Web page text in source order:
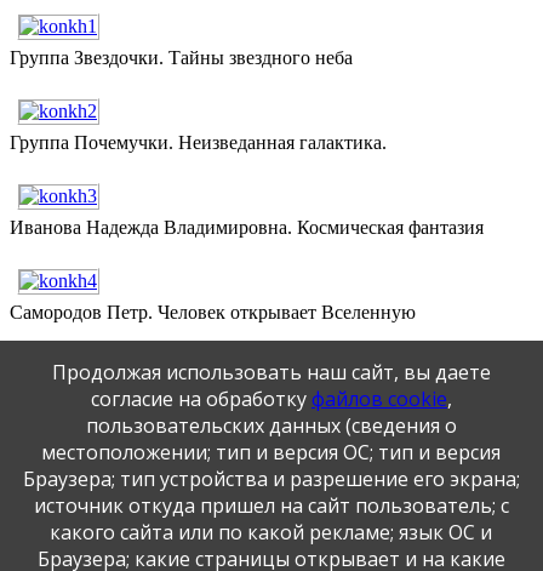
Группа Звездочки. Тайны звездного неба
Группа Почемучки. Неизведанная галактика.
Иванова Надежда Владимировна. Космическая фантазия
Самородов Петр. Человек открывает Вселенную
Сендык Ксения. Полет в космос.
Хоперский Артем. Уходят в космос корабли.
Публикация персональных данных, в том числе
Продолжая использовать наш сайт, вы даете
согласие на обработкуфайлов cookie,
пользовательских данных (сведения о
местоположении; тип и версия ОС; тип и версия
Браузера; тип устройства и разрешение его экрана;
источник откуда пришел на сайт пользователь; с
какого сайта или по какой рекламе; язык ОС и
Браузера; какие страницы открывает и на какие